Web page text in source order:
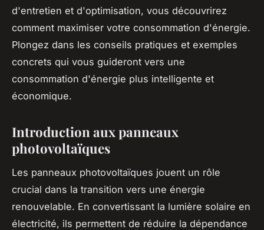
d'entretien et d'optimisation, vous découvrirez
comment maximiser votre consommation d'énergie.
Plongez dans les conseils pratiques et exemples
concrets qui vous guideront vers une
consommation d'énergie plus intelligente et
économique.
Introduction aux panneaux
photovoltaïques
Les panneaux photovoltaïques jouent un rôle
crucial dans la transition vers une énergie
renouvelable. En convertissant la lumière solaire en
électricité, ils permettent de réduire la dépendance